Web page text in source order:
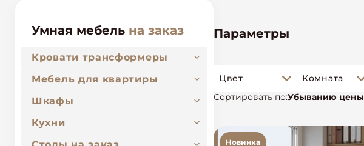
Умная мебель на заказ
Кровати трансформеры
Мебель для квартиры
Шкафы
Кухни
Параметры
Цвет Комната
Сортировать по:Убыванию цены
Новинка